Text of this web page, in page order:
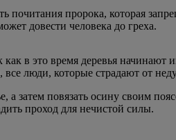
почитания пророка, которая
довести человека до греха.
в это время деревья начинают
люди, которые страдают от
а затем повязать осину своим
проход для нечистой силы.